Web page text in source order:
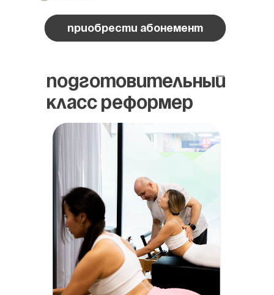
приобрести абонемент
Подготовительный
класс РЕФОРМЕР